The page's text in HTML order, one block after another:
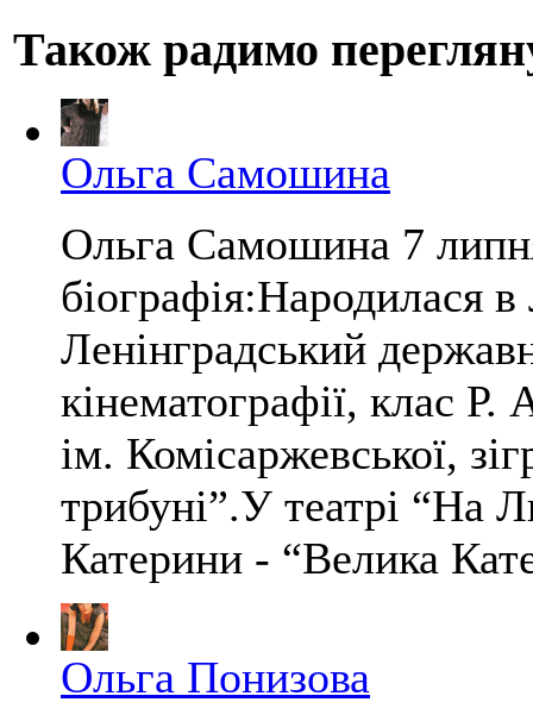
Також радимо
Ольга Самошина
Ольга Самошина 7
біографія:Народилася
Ленінградський
кінематографії, клас
ім. Комісаржевської,
трибуні”.У театрі “На
Катерини - “Велика
Ольга Понизова